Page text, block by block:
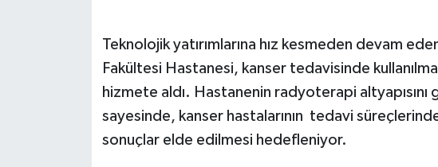
Teknolojik yatırımlarına hız kesmeden devam
Fakültesi Hastanesi, kanser tedavisinde
hizmete aldı. Hastanenin radyoterapi altyapısını
sayesinde, kanser hastalarının tedavi
sonuçlar elde edilmesi hedefleniyor.